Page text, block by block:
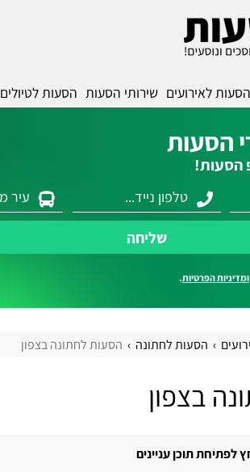
הסעות לאירועים שירותי הסעות הסעות לטיולים
הסעות
הסעות!
שליחה
ומדיניות הפרטיות.
הסעות לחתונה הסעות לחתונה בצפון
בצפון
לפתיחת תוכן עניינים